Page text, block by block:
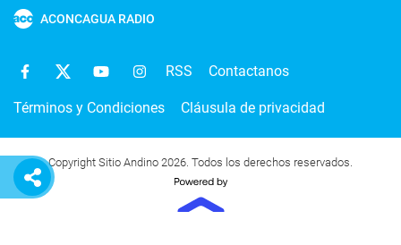
ACONCAGUA RADIO
RSS Contactanos
Términos y Condiciones Cláusula de privacidad
Copyright Sitio Andino 2026. Todos los derechos reservados.